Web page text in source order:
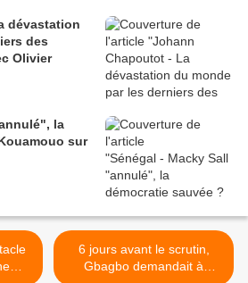
dévastation
des
Olivier
la
sur
6 jours avant le scrutin,
Gbagbo demandait à